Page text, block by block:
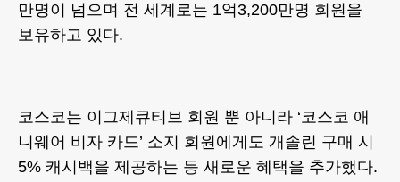
만명이 넘으며 전 세계로는 1억3,200만명 회원을
보유하고 있다.
코스코는 이그제큐티브 회원 뿐 아니라 ‘코스코 애
니웨어 비자 카드’ 소지 회원에게도 개솔린 구매 시
5% 캐시백을 제공하는 등 새로운 혜택을 추가했다.